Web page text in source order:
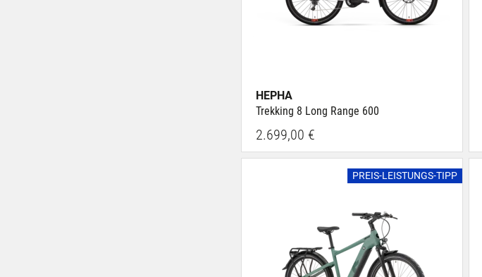
HEPHA
Trekking 8 Long Range 600
2.699,00 €
PREIS-LEISTUNGS-TIPP